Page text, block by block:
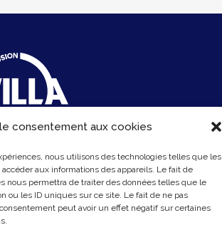
consentement aux cookies
nous utilisons des technologies telles que les
aux informations des appareils. Le fait de
nous permettra de traiter des données telles que le
ou les ID uniques sur ce site. Le fait de ne pas
peut avoir un effet négatif sur certaines
Sentier